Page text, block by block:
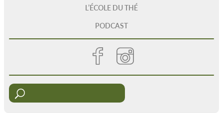
L’ÉCOLE DU THÉ
PODCAST